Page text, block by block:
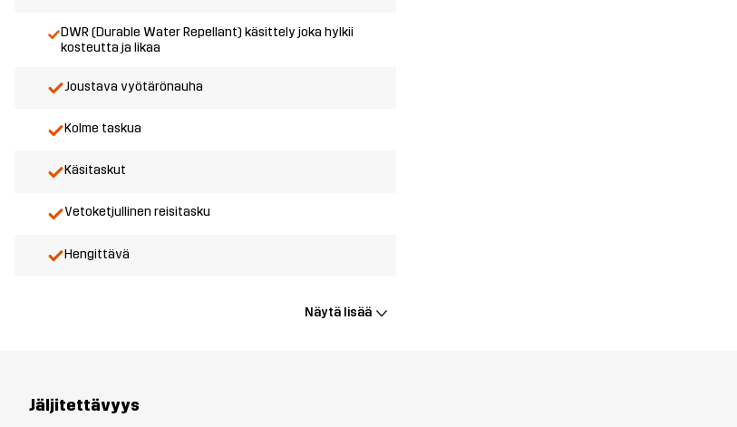
DWR (Durable Water Repellant) käsittely joka hylkii
kosteutta ja likaa
Joustava vyötärönauha
Kolme taskua
Käsitaskut
Vetoketjullinen reisitasku
Hengittävä
Näytä lisää
Jäljitettävyys